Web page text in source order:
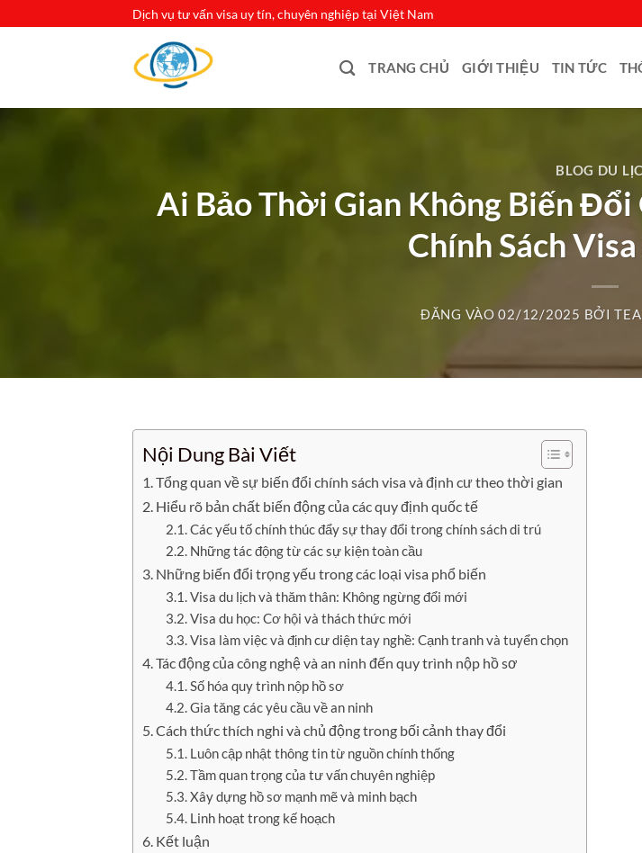
Dịch vụ tư vấn visa uy tín, chuyên nghiệp tại Việt Nam
TRANG CHỦ GIỚI THIỆU TIN TỨC
BLOG DU
Ai Bảo Thời Gian Không Biến Đổi
Chính Sách
ĐĂNG VÀO02/12/2025 BỞI
Nội Dung Bài Viết
Tổng quan về sự biến đổi chính sách visa và định cư theo thời gian
Hiểu rõ bản chất biến động của các quy định quốc tế
Các yếu tố chính thúc đẩy sự thay đổi trong chính sách di trú
Những tác động từ các sự kiện toàn cầu
Những biến đổi trọng yếu trong các loại visa phổ biến
Visa du lịch và thăm thân: Không ngừng đổi mới
Visa du học: Cơ hội và thách thức mới
Visa làm việc và định cư diện tay nghề: Cạnh tranh và tuyển chọn
Tác động của công nghệ và an ninh đến quy trình nộp hồ sơ
Số hóa quy trình nộp hồ sơ
Gia tăng các yêu cầu về an ninh
Cách thức thích nghi và chủ động trong bối cảnh thay đổi
Luôn cập nhật thông tin từ nguồn chính thống
Tầm quan trọng của tư vấn chuyên nghiệp
Xây dựng hồ sơ mạnh mẽ và minh bạch
Linh hoạt trong kế hoạch
Kết luận